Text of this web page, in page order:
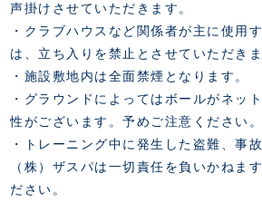
声掛けさせていただきます。
・クラブハウスなど関係者が主に使用
は、立ち入りを禁止とさせていただきま
・施設敷地内は全面禁煙となります。
・グラウンドによってはボールがネッ
性がございます。予めご注意ください。
・トレーニング中に発生した盗難、事
（株）ザスパは一切責任を負いかねま
ださい。